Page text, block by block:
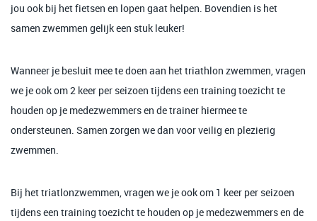
jou ook bij het fietsen en lopen gaat helpen. Bovendien is het
samen zwemmen gelijk een stuk leuker!
Wanneer je besluit mee te doen aan het triathlon zwemmen, vragen
we je ook om 2 keer per seizoen tijdens een training toezicht te
houden op je medezwemmers en de trainer hiermee te
ondersteunen. Samen zorgen we dan voor veilig en plezierig
zwemmen.
Bij het triatlonzwemmen, vragen we je ook om 1 keer per seizoen
tijdens een training toezicht te houden op je medezwemmers en de